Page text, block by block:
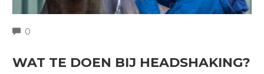
0
WAT TE DOEN BIJ HEADSHAKING?